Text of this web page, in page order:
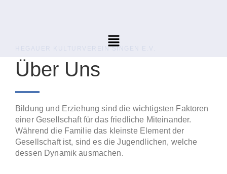
HEGAUER KULTURVEREIN SINGEN E.V.
Über Uns
Bildung und Erziehung sind die wichtigsten Faktoren
einer Gesellschaft für das friedliche Miteinander.
Während die Familie das kleinste Element der
Gesellschaft ist, sind es die Jugendlichen, welche
dessen Dynamik ausmachen.